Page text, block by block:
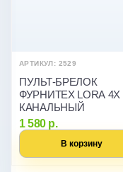
АРТИКУЛ: 2529
ПУЛЬТ-БРЕЛОК
ФУРНИТЕХ LORA 4Х
КАНАЛЬНЫЙ
1 580 р.
В корзину